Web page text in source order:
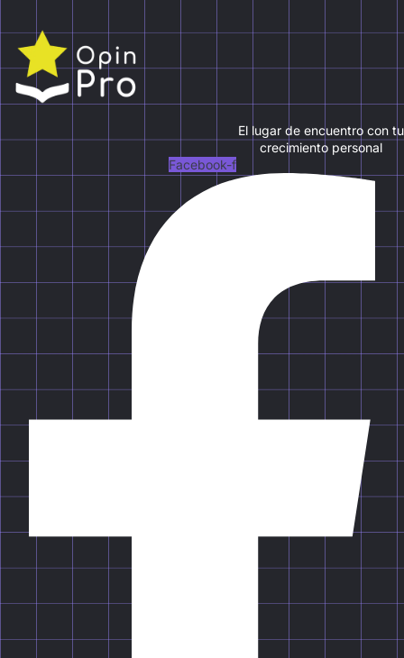
El lugar de encuentro con tu
crecimiento personal
Facebook-f